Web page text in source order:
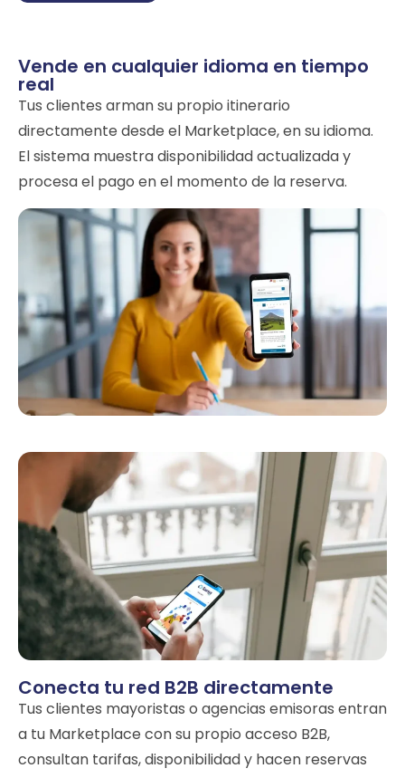
Vende en cualquier idioma en tiempo
real
Tus clientes arman su propio itinerario
directamente desde el Marketplace, en su idioma.
El sistema muestra disponibilidad actualizada y
procesa el pago en el momento de la reserva.
Conecta tu red B2B directamente
Tus clientes mayoristas o agencias emisoras entran
a tu Marketplace con su propio acceso B2B,
consultan tarifas, disponibilidad y hacen reservas